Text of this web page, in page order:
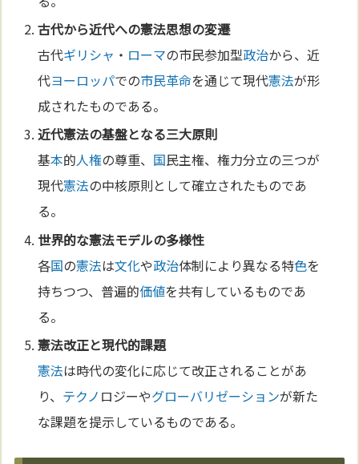
古代から近代への憲法思想の変遷
古代ギリシャ ・ ローマの市民参加型政治から、近
代ヨーロッパでの市民革命を通じて現代憲法が形
成されたものである。
近代憲法の基盤となる三大原則
基本的人権の尊重、 国民主権、権力分立の三つが
現代憲法の中核原則として確立されたものであ
る。
世界的な憲法モデルの多様性
各国の憲法は文化や政治体制により異なる特色を
持ちつつ、普遍的価値を共有しているものであ
る。
憲法改正と現代的課題
憲法は時代の変化に応じて改正されることがあ
り、 テクノ ロジーやグローバリゼーションが新た
な課題を提示しているものである。